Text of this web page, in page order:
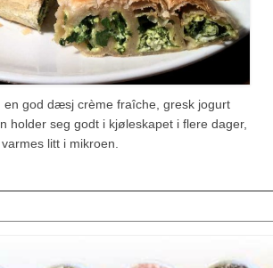
en god dæsj crème fraîche, gresk jogurt
holder seg godt i kjøleskapet i flere dager,
litt i mikroen.